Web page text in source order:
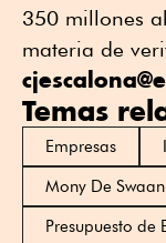
350 millones
materia de
Temas
Empresas
Mony De Swaan
Presupuesto de